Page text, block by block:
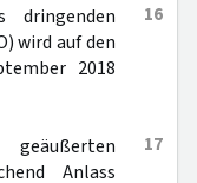
16
dringenden
wird auf den
2018
17
Anlass